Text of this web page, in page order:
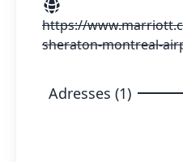
https://
sheraton-montreal-
Adresses (1)